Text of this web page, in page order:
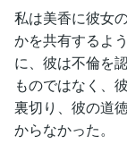
私は美香に彼女
かを共有するよ
に、彼は不倫を
ものではなく、
裏切り、彼の道
からなかった。